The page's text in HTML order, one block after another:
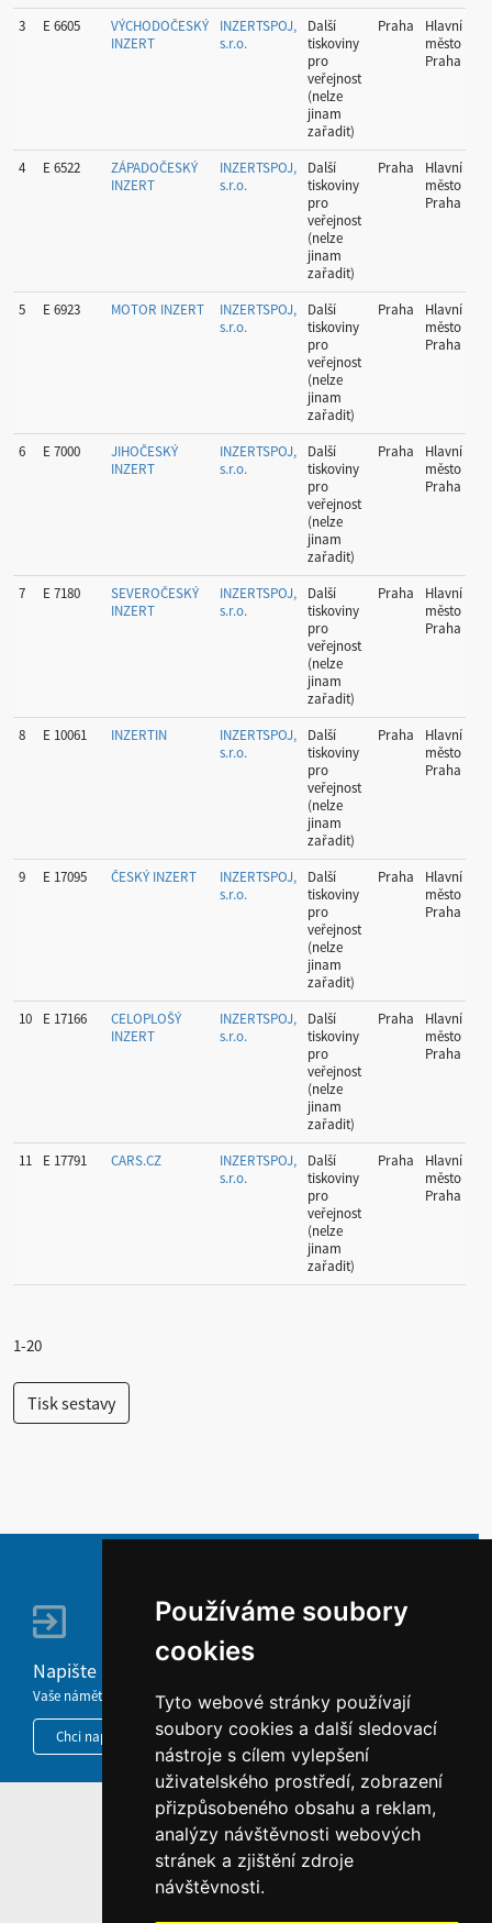
Používáme soubory
cookies
Tyto webové stránky používají
soubory cookies a další sledovací
nástroje s cílem vylepšení
uživatelského prostředí, zobrazení
přizpůsobeného obsahu a reklam,
analýzy návštěvnosti webových
stránek a zjištění zdroje
návštěvnosti.
3 E 6605
VÝCHODOČESKÝ
INZERT
INZERTSPOJ,
s.r.o.
Další
tiskoviny
pro
veřejnost
(nelze
jinam
zařadit)
Praha
Hlavní
město
Praha
4 E 6522
ZÁPADOČESKÝ
INZERT
INZERTSPOJ,
s.r.o.
Další
tiskoviny
pro
veřejnost
(nelze
jinam
zařadit)
Praha
Hlavní
město
Praha
5 E 6923 MOTOR INZERT
INZERTSPOJ,
s.r.o.
Další
tiskoviny
pro
veřejnost
(nelze
jinam
zařadit)
Praha
Hlavní
město
Praha
6 E 7000
JIHOČESKÝ
INZERT
INZERTSPOJ,
s.r.o.
Další
tiskoviny
pro
veřejnost
(nelze
jinam
zařadit)
Praha
Hlavní
město
Praha
7 E 7180
SEVEROČESKÝ
INZERT
INZERTSPOJ,
s.r.o.
Další
tiskoviny
pro
veřejnost
(nelze
jinam
zařadit)
Praha
Hlavní
město
Praha
8 E 10061 INZERTIN
INZERTSPOJ,
s.r.o.
Další
tiskoviny
pro
veřejnost
(nelze
jinam
zařadit)
Praha
Hlavní
město
Praha
9 E 17095 ČESKÝ INZERT
INZERTSPOJ,
s.r.o.
Další
tiskoviny
pro
veřejnost
(nelze
jinam
zařadit)
Praha
Hlavní
město
Praha
10 E 17166
CELOPLOŠÝ
INZERT
INZERTSPOJ,
s.r.o.
Další
tiskoviny
pro
veřejnost
(nelze
jinam
zařadit)
Praha
Hlavní
město
Praha
11 E 17791 CARS.CZ
INZERTSPOJ,
s.r.o.
Další
tiskoviny
pro
veřejnost
(nelze
jinam
zařadit)
Praha
Hlavní
město
Praha
1-20
Napište nám
Vaše náměty, komentáře, připomínky a dotazy nezůstanou bez odezvy.
Chci napsat MKČR
HOME
INFORMACE O WEBU